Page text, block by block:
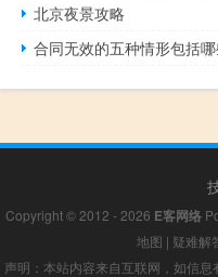
北京夜景攻略
合同无效的五种情形包括
Copyright © 2012 - 2026 E客网络
地图 | 疑难解
声明：本站内容来自互联网，如信